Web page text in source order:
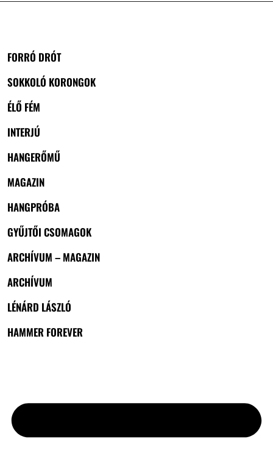
FORRÓ DRÓT
SOKKOLÓ KORONGOK
ÉLŐ FÉM
INTERJÚ
HANGERŐMŰ
MAGAZIN
HANGPRÓBA
GYŰJTŐI CSOMAGOK
ARCHÍVUM – MAGAZIN
ARCHÍVUM
LÉNÁRD LÁSZLÓ
HAMMER FOREVER